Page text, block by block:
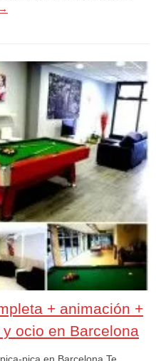
→
+ animación +
ocio en Barcelona
pica en Barcelona Te